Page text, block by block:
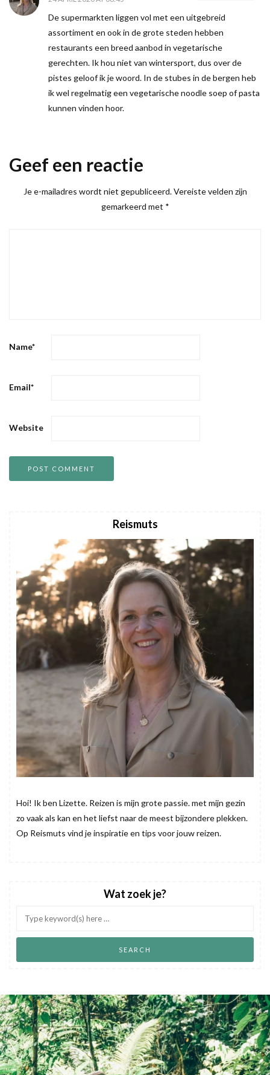
De supermarkten liggen vol met een uitgebreid
assortiment en ook in de grote steden hebben
restaurants een breed aanbod in vegetarische
gerechten. Ik hou niet van wintersport, dus over de
pistes geloof ik je woord. In de stubes in de bergen heb
ik wel regelmatig een vegetarische noodle soep of pasta
kunnen vinden hoor.
Geef een reactie
Je e-mailadres wordt niet gepubliceerd. Vereiste velden zijn
gemarkeerd met *
Name*
Email*
Website
Reismuts
Hoi! Ik ben Lizette. Reizen is mijn grote passie. met mijn gezin
zo vaak als kan en het liefst naar de meest bijzondere plekken.
Op Reismuts vind je inspiratie en tips voor jouw reizen.
Wat zoek je?